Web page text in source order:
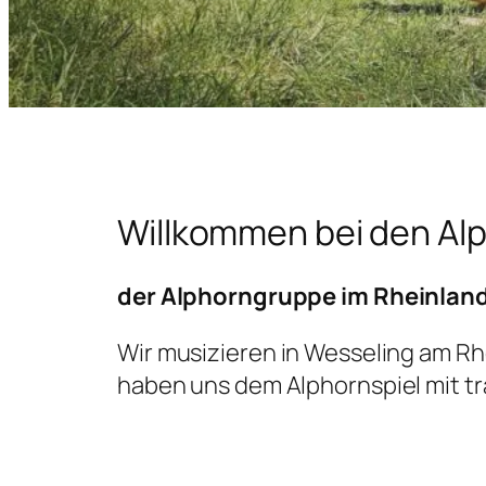
Willkommen bei den
der Alphorngruppe im
Wir musizieren in Wesseling am
haben uns dem Alphornspiel mit